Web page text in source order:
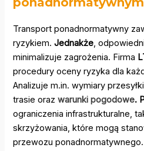
Transport ponadnormatywny
ryzykiem.Jednakże,
minimalizuje zagrożenia. Firma
procedury oceny ryzyka dla
Analizuje m.in. wymiary
trasie orazwarunki pogodowe.
ograniczenia infrastrukturalne,
skrzyżowania, które mogą
przewozu ponadnormatywnego.